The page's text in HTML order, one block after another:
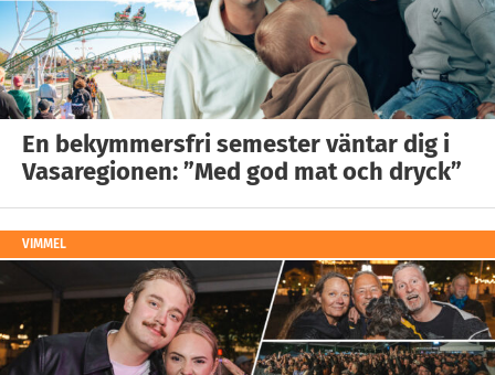
En bekymmersfri semester väntar dig i
Vasaregionen: ”Med god mat och dryck”
VIMMEL